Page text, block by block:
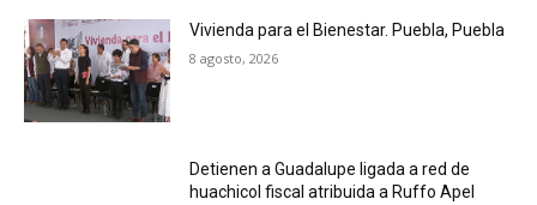
Vivienda para el Bienestar. Puebla, Puebla
8 agosto, 2026
Detienen a Guadalupe ligada a red de
huachicol fiscal atribuida a Ruffo Apel